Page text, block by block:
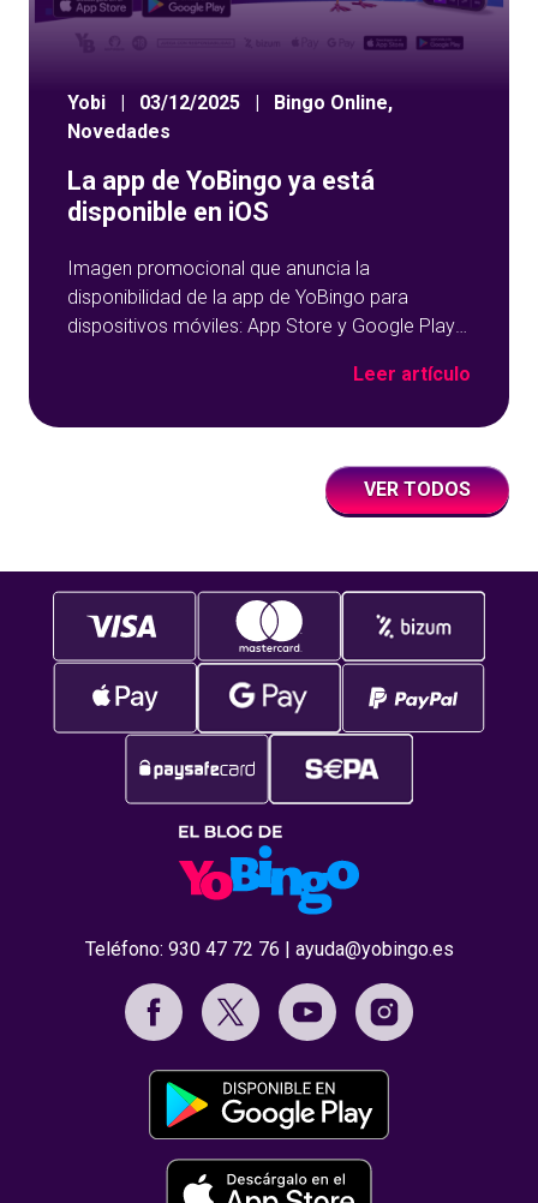
Yobi 03/12/2025 Bingo Online,
Novedades
La app de YoBingo ya está
disponible en iOS
Imagen promocional que anuncia la
disponibilidad de la app de YoBingo para
dispositivos móviles: App Store y Google Play
Leer artículo
VER TODOS
Teléfono: 930 47 72 76 ayuda@yobingo.es